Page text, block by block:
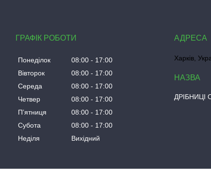
ГРАФІК РОБОТИ
Понеділок 08:00
17:00
Вівторок
08:00
17:00
Середа
08:00
17:00
Четвер
08:00
17:00
Пʼятниця
08:00
17:00
Субота
08:00
17:00
Неділя
Вихідний
Харків,